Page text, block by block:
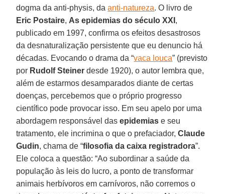
dogma da anti-physis, da anti-natureza. O livro de
Eric Postaire, As epidemias do século XXI ,
publicado em 1997, confirma os efeitos desastrosos
da desnaturalização persistente que eu denuncio há
décadas. Evocando o drama da “vaca louca” (previsto
por Rudolf Steiner desde 1920), o autor lembra que,
além de estarmos desamparados diante de certas
doenças, percebemos que o próprio progresso
científico pode provocar isso. Em seu apelo por uma
abordagem responsável dasepidemias e seu
tratamento, ele incrimina o que o prefaciador,Claude
Gudin, chama de “filosofia da caixa registradora”.
Ele coloca a questão: “Ao subordinar a saúde da
população às leis do lucro, a ponto de transformar
animais herbívoros em carnívoros, não corremos o